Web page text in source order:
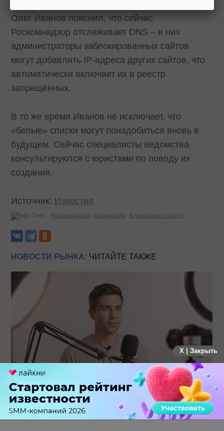
Олег Иванов пояснил, что сейчас
Роскомнадзор отслеживает DNS – в них
администраторы заблокированных сайтов
могут добавлять IP-адреса других сайтов, что
автоматически включает их в реестр
запрещённых.
В то же время Иванов не исключает, что
«белые» списки могут понадобиться вновь в
будущем. Сейчас специалисты ведомства
консультируются с юристами по поводу их
создания.
Источник: Известия
Теги: Роскомнадзор Блокировка Блокировка сайтов
НОВОСТИ РЫНКА: ЧИТАЙТЕ ТАКЖЕ
Российский рынок инфлюенс-маркетинга вошел в фазу
стагнации после нескольких лет роста
X | Закрыть